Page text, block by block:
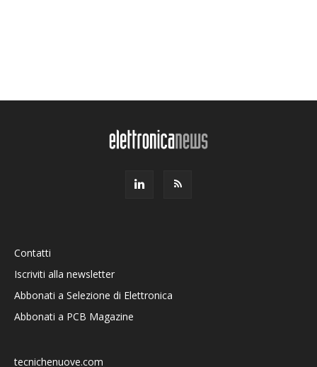
Contatti
Iscriviti alla newsletter
Abbonati a Selezione di Elettronica
Abbonati a PCB Magazine
tecnichenuove.com